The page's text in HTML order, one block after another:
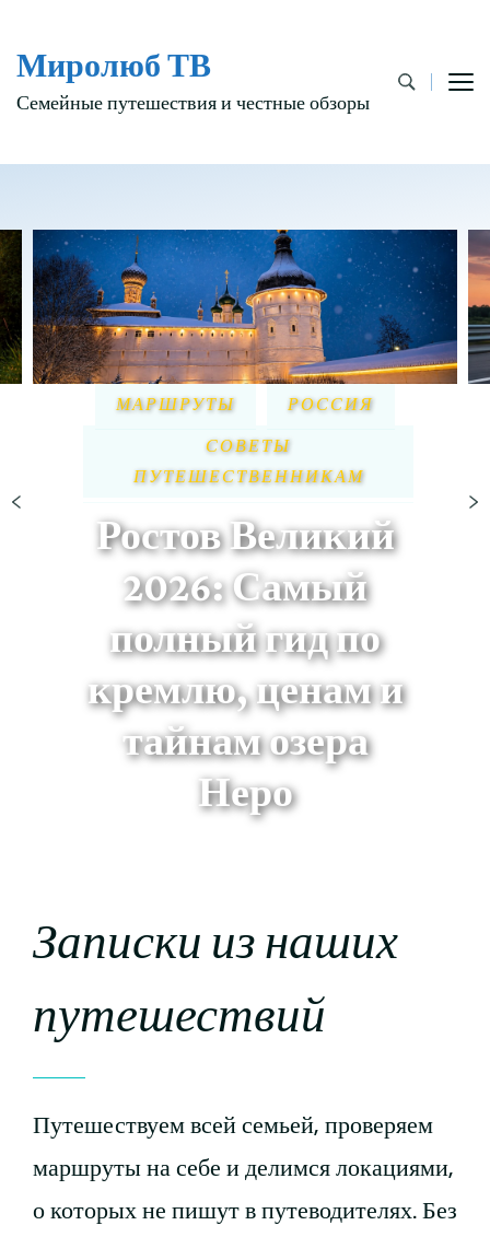
Миролюб ТВ
Семейные путешествия и честные обзоры
МАРШРУТЫ РОССИЯ
СОВЕТЫ
ПУТЕШЕСТВЕННИКАМ
Ростов Великий
2026: Самый
полный гид по
кремлю, ценам и
тайнам озера
Неро
Записки из наших
путешествий
Путешествуем всей семьей, проверяем
маршруты на себе и делимся локациями,
о которых не пишут в путеводителях. Без